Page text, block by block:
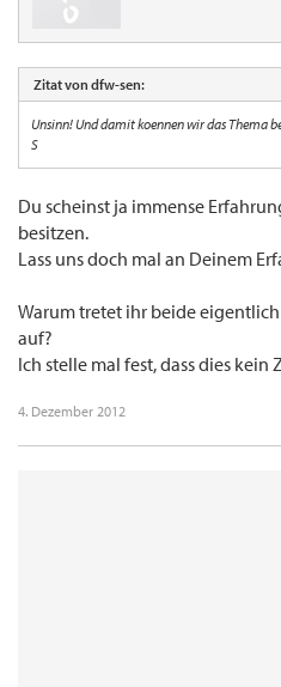
Zitat von dfw-sen:
Unsinn! Und damit koennen wir das Thema
S
Du scheinst ja immense
besitzen.
Lass uns doch mal an Deinem
Warum tretet ihr beide
auf?
Ich stelle mal fest, dass dies kein
4. Dezember 2012